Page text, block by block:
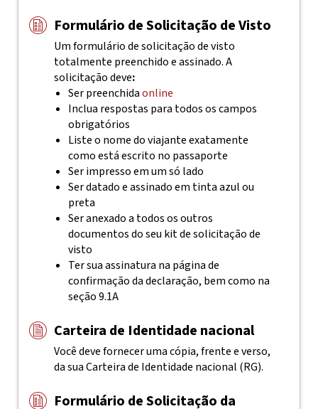
Formulário de Solicitação de Visto
Um formulário de solicitação de visto
totalmente preenchido e assinado.A
solicitação deve:
Ser preenchidaonline
Inclua respostas para todos os campos
obrigatórios
Liste o nome do viajante exatamente
como está escrito no passaporte
Ser impresso em um só lado
Ser datado e assinado em tinta azul ou
preta
Ser anexado a todos os outros
documentos do seu kit de solicitação de
visto
Ter sua assinatura na página de
confirmação da declaração, bem como na
seção 9.1A
Carteira de Identidade nacional
Você deve fornecer uma cópia, frente e verso,
da sua Carteira de Identidade nacional (RG).
Formulário de Solicitação da